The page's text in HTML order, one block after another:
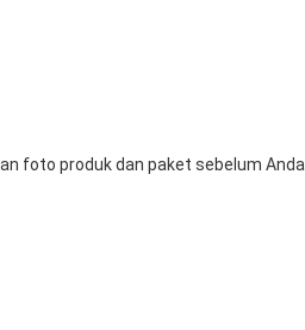
foto produk dan paket sebelum Anda